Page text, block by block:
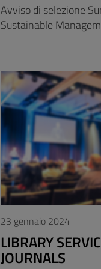
Avviso di selezione
Sustainable
23 gennaio 2024
LIBRARY
JOURNALS